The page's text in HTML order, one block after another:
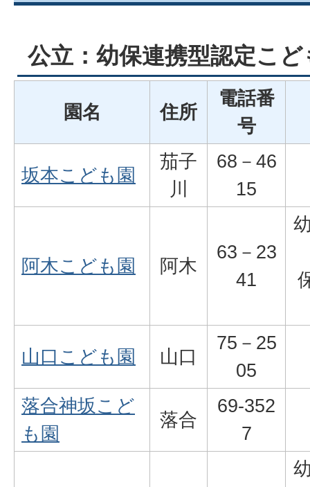
公立：幼保連携型認定こど
園名 住所
電話番
号
坂本こども園
茄子
川
68－46
15
阿木こども園 阿木
63－23
41
山口こども園 山口
75－25
05
落合神坂こど
も園
落合
69-352
7